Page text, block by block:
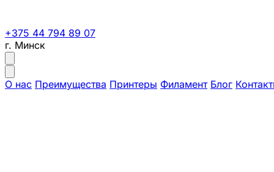
+375 44 794 89 07
г. Минск
О нас Преимущества Принтеры Филамент Блог